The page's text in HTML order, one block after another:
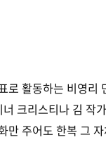
로 활동하는 비영리
너 크리스티나 김 작
만 주어도 한복 그